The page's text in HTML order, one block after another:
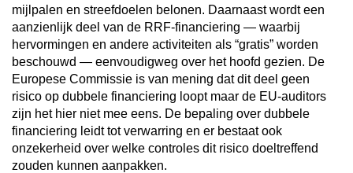
mijlpalen en streefdoelen belonen. Daarnaast wordt een
aanzienlijk deel van de RRF-financiering — waarbij
hervormingen en andere activiteiten als “gratis” worden
beschouwd — eenvoudigweg over het hoofd gezien. De
Europese Commissie is van mening dat dit deel geen
risico op dubbele financiering loopt maar de EU-auditors
zijn het hier niet mee eens. De bepaling over dubbele
financiering leidt tot verwarring en er bestaat ook
onzekerheid over welke controles dit risico doeltreffend
zouden kunnen aanpakken.